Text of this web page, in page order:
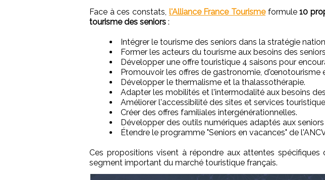
Face à ces constats, l'Alliance France Tourismeformule10
tourisme des seniors :
Intégrer le tourisme des seniors dans la stratégie
Former les acteurs du tourisme aux besoins des
Développer une offre touristique 4 saisons pour
Promouvoir les offres de gastronomie, d'œnotourisme
Développer le thermalisme et la thalassothérapie.
Adapter les mobilités et l'intermodalité aux besoins
Améliorer l'accessibilité des sites et services
Créer des offres familiales intergénérationnelles.
Développer des outils numériques adaptés aux
Étendre le programme "Seniors en vacances" de
Ces propositions visent à répondre aux attentes
segment important du marché touristique français.